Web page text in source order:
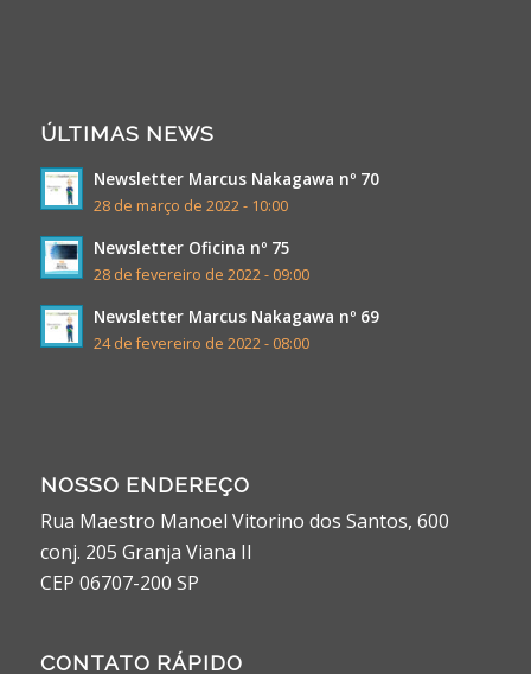
ÚLTIMAS NEWS
Newsletter Marcus Nakagawa nº 70
28 de março de 2022 - 10:00
Newsletter Oficina nº 75
28 de fevereiro de 2022 - 09:00
Newsletter Marcus Nakagawa nº 69
24 de fevereiro de 2022 - 08:00
NOSSO ENDEREÇO
Rua Maestro Manoel Vitorino dos Santos, 600
conj. 205 Granja Viana II
CEP 06707-200 SP
CONTATO RÁPIDO